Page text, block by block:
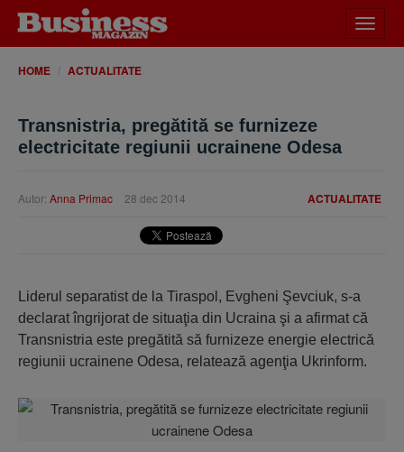
meniu
HOME ACTUALITATE
Transnistria, pregătită se furnizeze
electricitate regiunii ucrainene Odesa
ACTUALITATE
Autor: Anna Primac 28 dec 2014
Liderul separatist de la Tiraspol, Evgheni Şevciuk, s-a
declarat îngrijorat de situaţia din Ucraina şi a afirmat că
Transnistria este pregătită să furnizeze energie electrică
regiunii ucrainene Odesa, relatează agenţia Ukrinform.